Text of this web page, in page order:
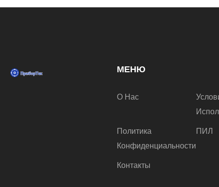
МЕНЮ
О Нас
Политика
Конфиденциальности
ПИЛ
Контакты